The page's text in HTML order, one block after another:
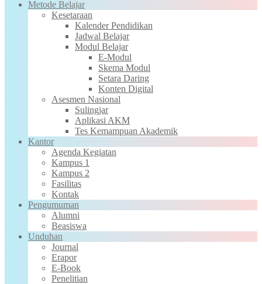
Metode Belajar
Kesetaraan
Kalender Pendidikan
Jadwal Belajar
Modul Belajar
E-Modul
Skema Modul
Setara Daring
Konten Digital
Asesmen Nasional
Sulingjar
Aplikasi AKM
Tes Kemampuan Akademik
Kantor
Agenda Kegiatan
Kampus 1
Kampus 2
Fasilitas
Kontak
Pengumuman
Alumni
Beasiswa
Unduhan
Journal
Erapor
E-Book
Penelitian